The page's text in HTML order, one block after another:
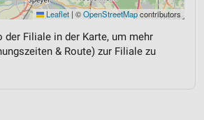
Leaflet | ©OpenStreetMapcontributors
der Filiale in der Karte, um mehr
& Route) zur Filiale zu